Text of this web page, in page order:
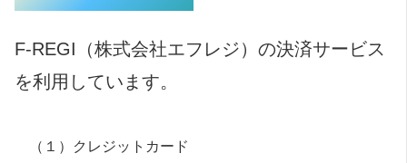
F-REGI（株式会社エフレジ）の決済サービス
を利用しています。
（１）クレジットカード